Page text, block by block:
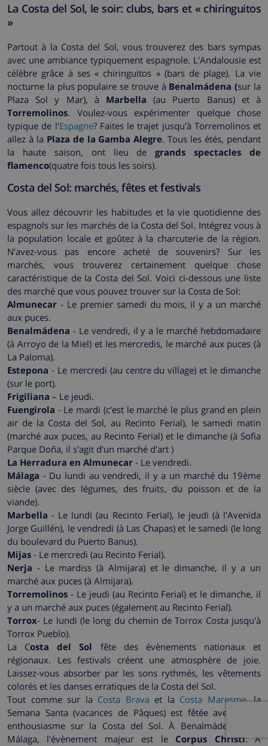
La Costa del Sol, le soir: clubs, bars et « chiringuitos
»
Partout à la Costa del Sol, vous trouverez des bars sympas
avec une ambiance typiquement espagnole. L'Andalousie est
célèbre grâce à ses « chiringuitos » (bars de plage). La vie
nocturne la plus populaire se trouve à Benalmádena (sur la
Plaza Sol y Mar), à Marbella (au Puerto Banus) et à
Torremolinos. Voulez-vous expérimenter quelque chose
typique de l'Espagne? Faites le trajet jusqu'à Torremolinos et
allez à la Plaza de la Gamba Alegre. Tous les étés, pendant
la haute saison, ont lieu degrands spectacles de
flamenco(quatre fois tous les soirs).
Costa del Sol: marchés, fêtes et festivals
Vous allez découvrir les habitudes et la vie quotidienne des
espagnols sur les marchés de la Costa del Sol. Intégrez vous à
la population locale et goûtez à la charcuterie de la région.
N'avez-vous pas encore acheté de souvenirs? Sur les
marchés, vous trouverez certainement quelque chose
caractéristique de la Costa del Sol. Voici ci-dessous une liste
des marché que vous pouvez trouver sur la Costa de Sol:
Almunecar - Le premier samedi du mois, il y a un marché
aux puces.
Benalmádena - Le vendredi, il y a le marché hebdomadaire
(à Arroyo de la Miel) et les mercredis, le marché aux puces (à
La Paloma).
Estepona - Le mercredi (au centre du village) et le dimanche
(sur le port).
Frigiliana – Le jeudi.
Fuengirola - Le mardi (c'est le marché le plus grand en plein
air de la Costa del Sol, au Recinto Ferial), le samedi matin
(marché aux puces, au Recinto Ferial) et le dimanche (à Sofia
Parque Doña, il s'agit d'un marché d'art )
La Herradura en Almunecar - Le vendredi.
Málaga - Du lundi au vendredi, il y a un marché du 19ème
siècle (avec des légumes, des fruits, du poisson et de la
viande).
Marbella - Le lundi (au Recinto Ferial), le jeudi (à l'Avenida
Jorge Guillén), le vendredi (à Las Chapas) et le samedi (le long
du boulevard du Puerto Banus).
Mijas - Le mercredi (au Recinto Ferial).
Nerja - Le mardiss (à Almijara) et le dimanche, il y a un
marché aux puces (à Almijara).
Torremolinos - Le jeudi (au Recinto Ferial) et le dimanche, il
y a un marché aux puces (également au Recinto Ferial).
Torrox- Le lundi (le long du chemin de Torrox Costa jusqu'à
Torrox Pueblo).
La Costa del Sol fête des évènements nationaux et
régionaux. Les festivals créent une atmosphère de joie.
Laissez-vous absorber par les sons rythmés, les vêtements
colorés et les danses erratiques de la Costa del Sol.
Tout comme sur la Costa Brava et la Costa Maresme, la
Semana Santa (vacances de Pâques) est fêtée avec grand
enthousiasme sur la Costa del Sol. À Benalmádena et à
Málaga, l'évènement majeur est le Corpus Christi. À